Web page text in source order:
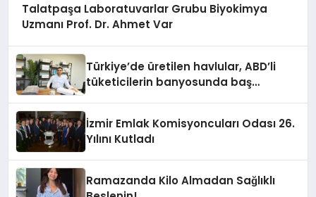
Talatpaşa Laboratuvarlar Grubu Biyokimya
Uzmanı Prof. Dr. Ahmet Var
Türkiye’de üretilen havlular, ABD’li
tüketicilerin banyosunda baş
İzmir Emlak Komisyoncuları Odası 26.
Yılını Kutladı
Ramazanda Kilo Almadan Sağlıklı